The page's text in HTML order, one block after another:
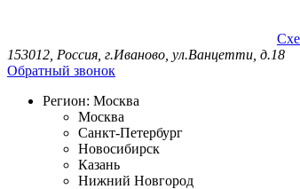
153012, Россия, г.Иваново, ул.Ванцетти, д.18
Обратный звонок
Регион: Москва
Москва
Санкт-Петербург
Новосибирск
Казань
Нижний Новгород